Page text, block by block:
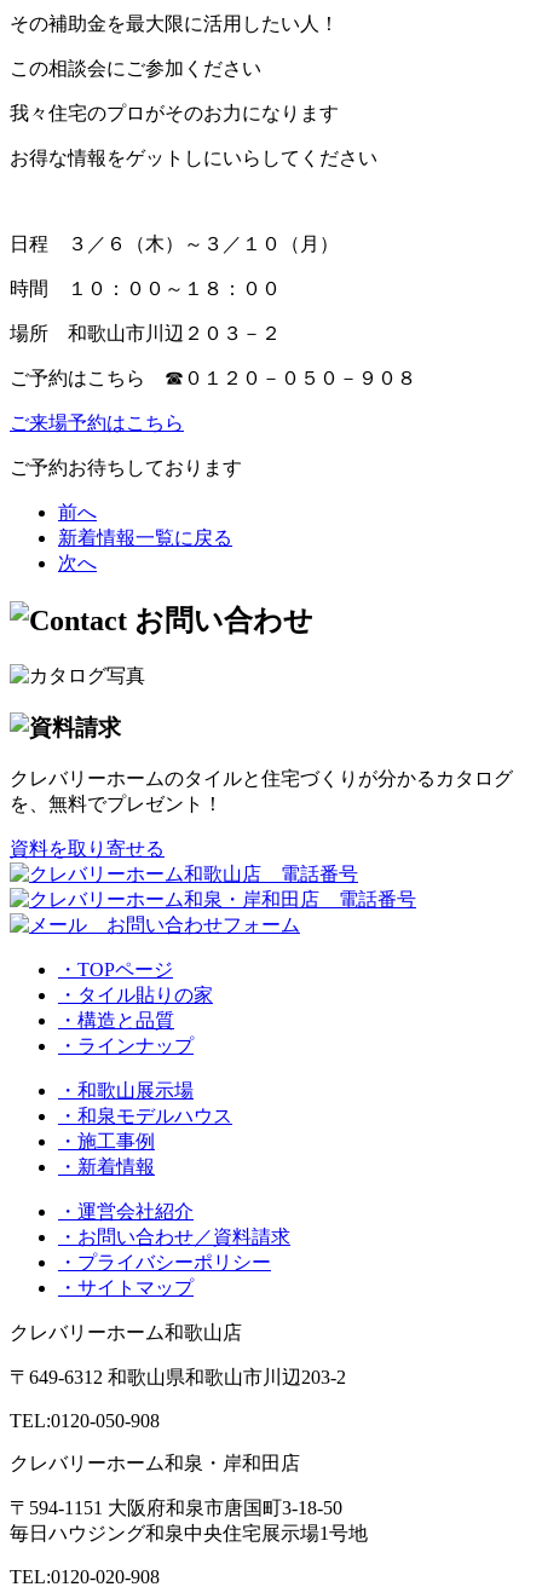
その補助金を最大限に活用したい人！
この相談会にご参加ください
我々住宅のプロがそのお力になります
お得な情報をゲットしにいらしてください
日程 ３／６（木）～３／１０（月）
時間 １０：００～１８：００
場所 和歌山市川辺２０３－２
ご予約はこちら ☎０１２０－０５０－９０８
ご来場予約はこちら
ご予約お待ちしております
前へ
新着情報一覧に戻る
次へ
クレバリーホームのタイルと住宅づくりが分かるカタログ
を、無料でプレゼント！
資料を取り寄せる
・TOPページ
・タイル貼りの家
・構造と品質
・ラインナップ
・和歌山展示場
・和泉モデルハウス
・施工事例
・新着情報
・運営会社紹介
・お問い合わせ／資料請求
・プライバシーポリシー
・サイトマップ
クレバリーホーム和歌山店
〒649-6312 和歌山県和歌山市川辺203-2
TEL:0120-050-908
クレバリーホーム和泉・岸和田店
〒594-1151 大阪府和泉市唐国町3-18-50
毎日ハウジング和泉中央住宅展示場1号地
TEL:0120-020-908